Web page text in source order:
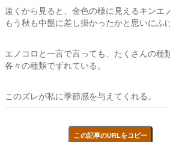
遠くから見ると、金色の様に見えるキンエ
もう秋も中盤に差し掛かったかと思いにふ
エノコロと一言で言っても、たくさんの種
各々の種類でずれている。
このズレが私に季節感を与えてくれる。
この記事のURLをコピー